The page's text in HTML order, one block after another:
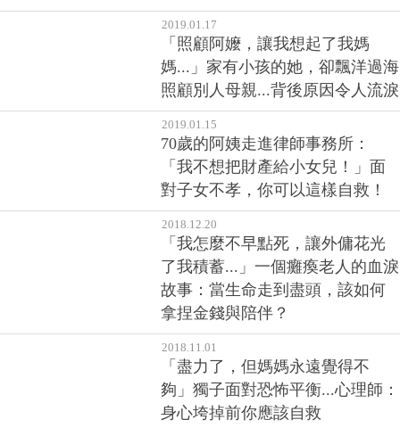
2019.01.17
「照顧阿嬤，讓我想起了我媽
媽...」家有小孩的她，卻飄洋過海
照顧別人母親...背後原因令人流淚
2019.01.15
70歲的阿姨走進律師事務所：
「我不想把財產給小女兒！」面
對子女不孝，你可以這樣自救！
2018.12.20
「我怎麼不早點死，讓外傭花光
了我積蓄...」一個癱瘓老人的血淚
故事：當生命走到盡頭，該如何
拿捏金錢與陪伴？
2018.11.01
「盡力了，但媽媽永遠覺得不
夠」獨子面對恐怖平衡...心理師：
身心垮掉前你應該自救